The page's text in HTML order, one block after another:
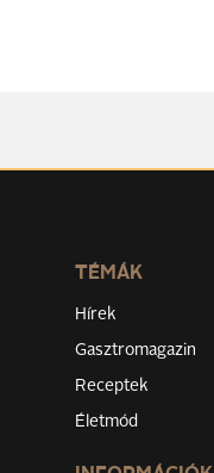
TÉMÁK
Hírek
Gasztromagazin
Receptek
Életmód